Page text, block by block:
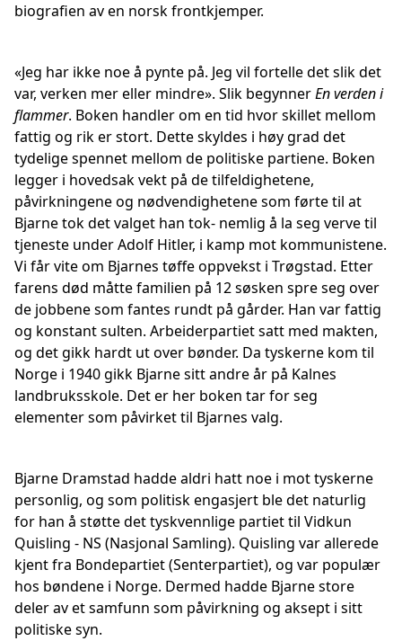
biografien av en norsk frontkjemper.
«Jeg har ikke noe å pynte på. Jeg vil fortelle det slik det
var, verken mer eller mindre». Slik begynnerEn verden i
flammer. Boken handler om en tid hvor skillet mellom
fattig og rik er stort. Dette skyldes i høy grad det
tydelige spennet mellom de politiske partiene. Boken
legger i hovedsak vekt på de tilfeldighetene,
påvirkningene og nødvendighetene som førte til at
Bjarne tok det valget han tok- nemlig å la seg verve til
tjeneste under Adolf Hitler, i kamp mot kommunistene.
Vi får vite om Bjarnes tøffe oppvekst i Trøgstad. Etter
farens død måtte familien på 12 søsken spre seg over
de jobbene som fantes rundt på gårder. Han var fattig
og konstant sulten. Arbeiderpartiet satt med makten,
og det gikk hardt ut over bønder. Da tyskerne kom til
Norge i 1940 gikk Bjarne sitt andre år på Kalnes
landbruksskole. Det er her boken tar for seg
elementer som påvirket til Bjarnes valg.
Bjarne Dramstad hadde aldri hatt noe i mot tyskerne
personlig, og som politisk engasjert ble det naturlig
for han å støtte det tyskvennlige partiet til Vidkun
Quisling - NS (Nasjonal Samling). Quisling var allerede
kjent fra Bondepartiet (Senterpartiet), og var populær
hos bøndene i Norge. Dermed hadde Bjarne store
deler av et samfunn som påvirkning og aksept i sitt
politiske syn.